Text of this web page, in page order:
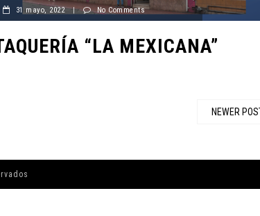
31 mayo, 2022 | No Comments
“LA MEXICANA”
NEWER